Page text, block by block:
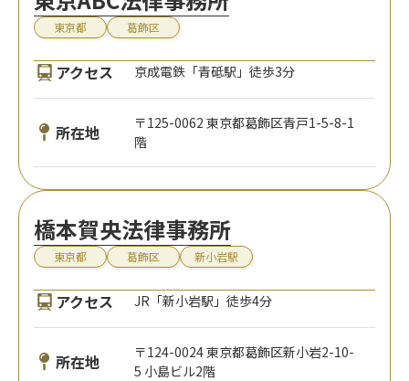
東京都 葛飾区
アクセス 京成電鉄「青砥駅」徒歩3分
所在地
〒125-0062 東京都葛飾区青戸1-5-8-1
階
橋本賀央法律事務所
東京都 葛飾区 新小岩駅
アクセス JR「新小岩駅」徒歩4分
所在地
〒124-0024 東京都葛飾区新小岩2-10-
5 小島ビル2階